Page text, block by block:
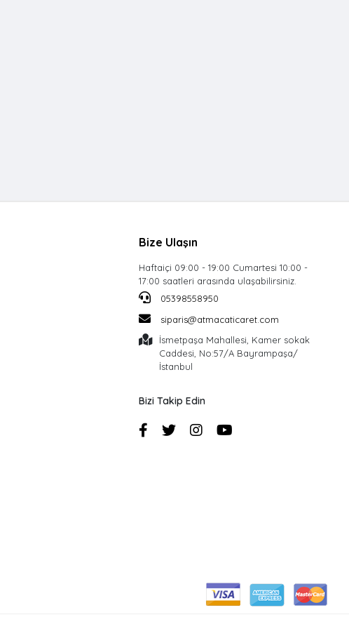
Bize Ulaşın
Haftaiçi 09:00 - 19:00 Cumartesi 10:00 -
17:00 saatleri arasında ulaşabilirsiniz.
05398558950
siparis@atmacaticaret.com
İsmetpaşa Mahallesi, Kamer sokak
Caddesi, No:57/A Bayrampaşa/
İstanbul
Bizi Takip Edin